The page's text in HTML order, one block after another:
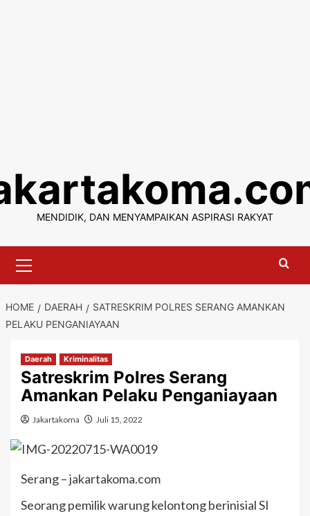
content
MENDIDIK, DAN MENYAMPAIKAN ASPIRASI RAKYAT
Menu
HOME DAERAH
SATRESKRIM POLRES SERANG AMANKAN
PELAKU PENGANIAYAAN
Daerah Kriminalitas
Satreskrim Polres Serang
Amankan Pelaku Penganiayaan
Jakartakoma Juli 15, 2022
Serang – jakartakoma.com
Seorang pemilik warung kelontong berinisial SI